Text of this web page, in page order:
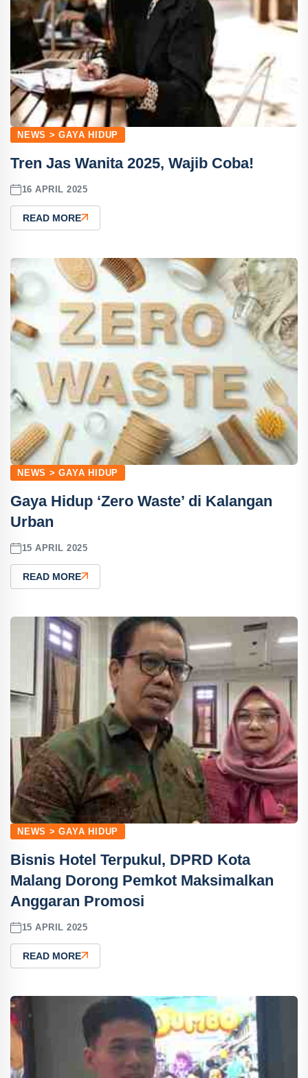
NEWS > GAYA HIDUP
Tren Jas Wanita 2025, Wajib Coba!
16 APRIL 2025
READ MORE
NEWS > GAYA HIDUP
Gaya Hidup ‘Zero Waste’ di Kalangan
Urban
15 APRIL 2025
READ MORE
NEWS > GAYA HIDUP
Bisnis Hotel Terpukul, DPRD Kota
Malang Dorong Pemkot Maksimalkan
Anggaran Promosi
15 APRIL 2025
READ MORE